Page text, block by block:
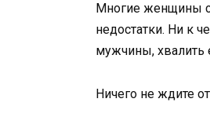
Многие женщины
недостатки. Ни к
мужчины, хвалить
Ничего не ждите